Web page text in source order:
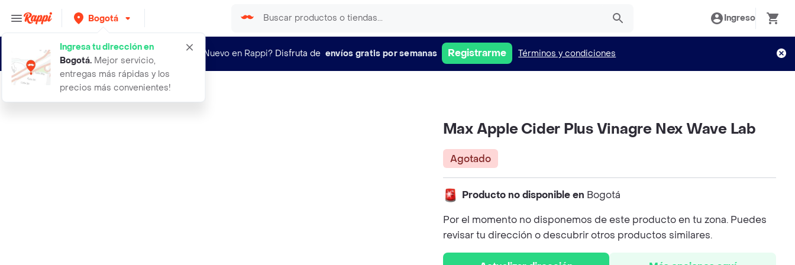
Bogotá
Ingresa tu dirección en
Bogotá. Mejor servicio,
entregas más rápidas y los
precios más convenientes!
Ingreso
¿Nuevo en Rappi? Disfruta de envíos gratis por semanas Registrarme Términos y condiciones
max apple cider plus vinagre nex wa
Max Apple Cider Plus Vinagre Nex Wave Lab
Agotado
Producto no disponible en Bogotá
Por el momento no disponemos de este producto en tu zona. Puedes
revisar tu dirección o descubrir otros productos similares.